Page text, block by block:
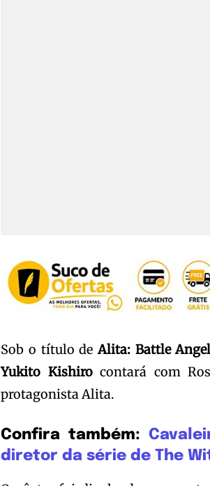
Sob o título deAlita: Battle Angel
Yukito Kishirocontará com
protagonista Alita.
Confira também:
diretor da série de The